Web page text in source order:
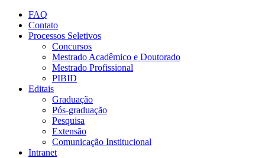
Conteúdo principal
FAQ
Contato
Processos Seletivos
Concursos
Mestrado Acadêmico e Doutorado
Mestrado Profissional
PIBID
Editais
Graduação
Pós-graduação
Pesquisa
Extensão
Comunicação Institucional
Intranet